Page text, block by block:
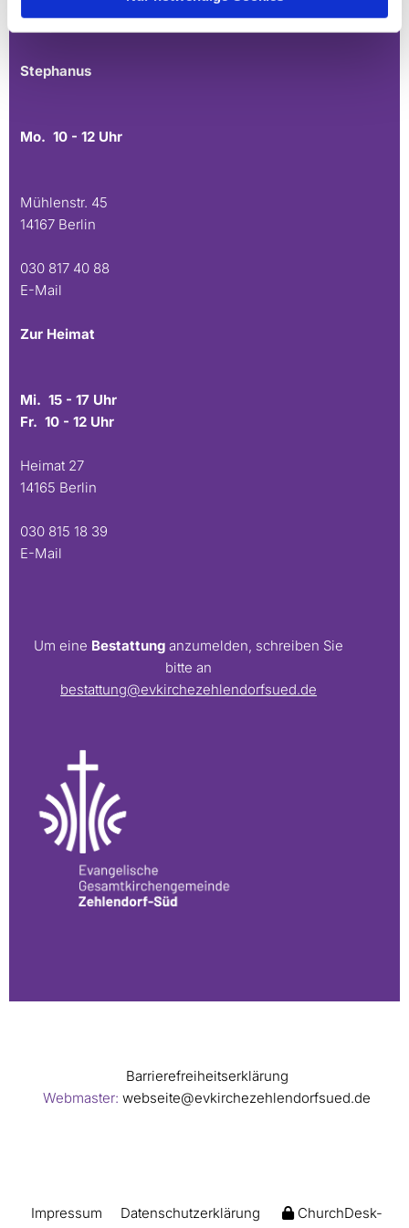
Stephanus
Mo. 10 - 12 Uhr
Mühlenstr. 45
14167 Berlin
030 817 40 88
E-Mail
Zur Heimat
Mi. 15 - 17 Uhr
Fr. 10 - 12 Uhr
Heimat 27
14165 Berlin
030 815 18 39
E-Mail
Um eine Bestattung anzumelden, schreiben Sie
bitte an
bestattung@evkirchezehlendorfsued.de
Barrierefreiheitserklärung
Webmaster: webseite@evkirchezehlendorfsued.de
Impressum Datenschutzerklärung ChurchDesk-